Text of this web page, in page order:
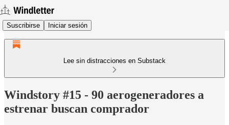
Suscribirse Iniciar sesión
Lee sin distracciones en Substack
Windstory #15 - 90 aerogeneradores a
estrenar buscan comprador